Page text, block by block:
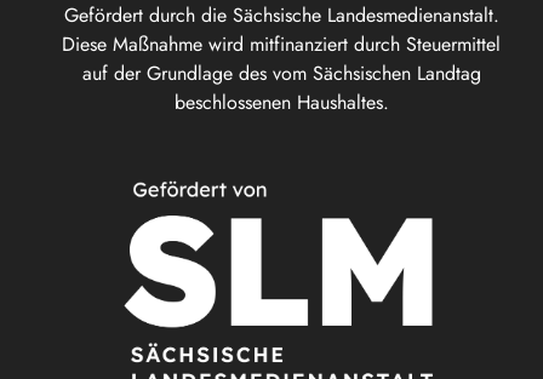
Gefördert durch die Sächsische Landesmedienanstalt.
Diese Maßnahme wird mitfinanziert durch Steuermittel
auf der Grundlage des vom Sächsischen Landtag
beschlossenen Haushaltes.